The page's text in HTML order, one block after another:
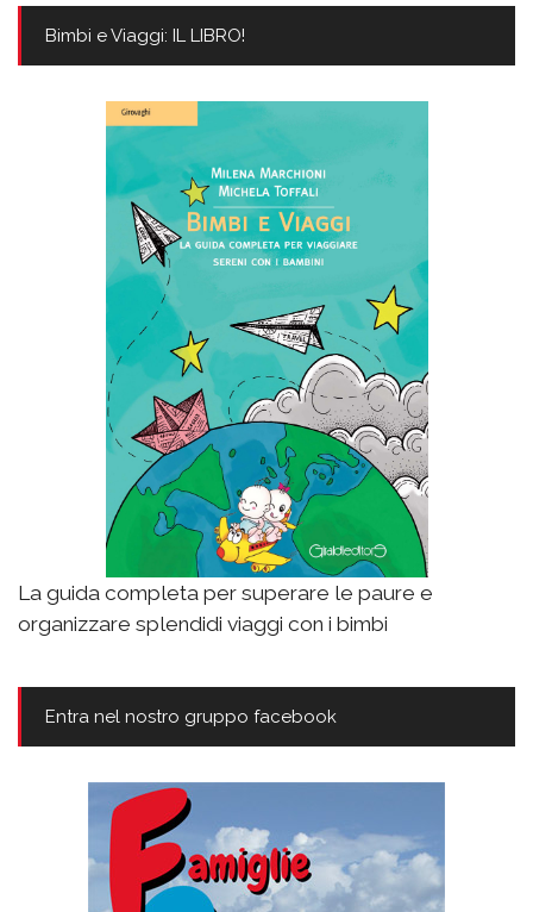
Bimbi e Viaggi: IL LIBRO!
La guida completa per superare le paure e
organizzare splendidi viaggi con i bimbi
Entra nel nostro gruppo facebook